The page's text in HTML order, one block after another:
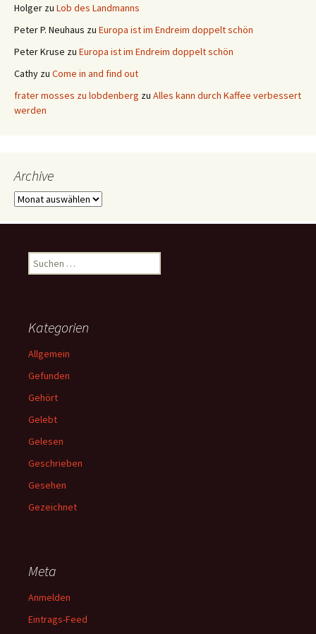
Holger zu Lob des Landmanns
Peter P. Neuhaus zu Europa ist im Endreim doppelt schön
Peter Kruse zu Europa ist im Endreim doppelt schön
Cathy zu Come in and find out
frater mosses zu lobdenberg zu Alles kann durch Kaffee verbessert
werden
Archive
Archive
Suchen
nach:
Kategorien
Allgemein
Gefunden
Gehört
Gelebt
Gelesen
Geschrieben
Gesehen
Gezeichnet
Meta
Anmelden
Eintrags-Feed